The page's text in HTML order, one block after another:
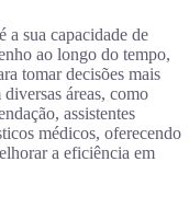
a sua capacidade de
ao longo do tempo,
tomar decisões mais
áreas, como
assistentes
médicos, oferecendo
a eficiência em